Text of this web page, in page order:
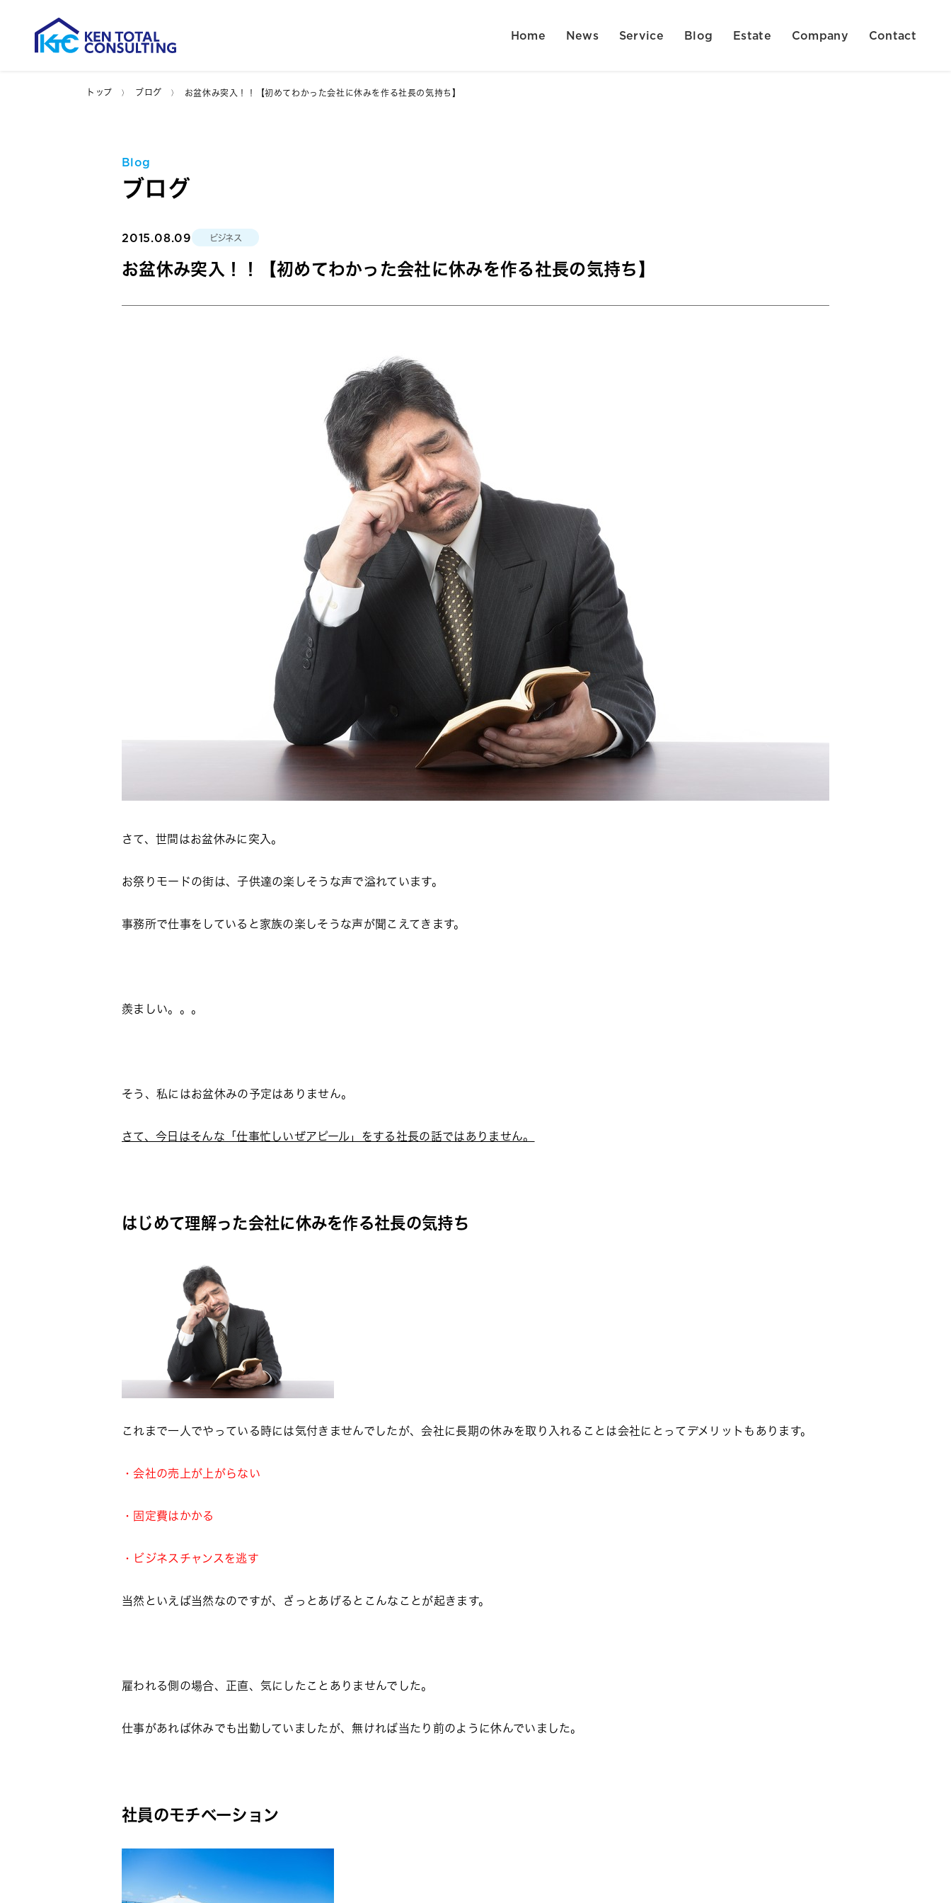
Home News Service Blog Estate Company Contact
トップ ブログ お盆休み突入！！【初めてわかった会社に休みを作る社長の気持ち】
Blog
ブログ
2015.08.09 ビジネス
お盆休み突入！！【初めてわかった会社に休みを作る社長の気持ち】
さて、世間はお盆休みに突入。
お祭りモードの街は、子供達の楽しそうな声で溢れています。
事務所で仕事をしていると家族の楽しそうな声が聞こえてきます。
羨ましい。。。
そう、私にはお盆休みの予定はありません。
さて、今日はそんな「仕事忙しいぜアピール」をする社長の話ではありません。
はじめて理解った会社に休みを作る社長の気持ち
これまで一人でやっている時には気付きませんでしたが、会社に長期の休みを取り入れることは会社にとってデメリットもあります。
・会社の売上が上がらない
・固定費はかかる
・ビジネスチャンスを逃す
当然といえば当然なのですが、ざっとあげるとこんなことが起きます。
雇われる側の場合、正直、気にしたことありませんでした。
仕事があれば休みでも出勤していましたが、無ければ当たり前のように休んでいました。
社員のモチベーション